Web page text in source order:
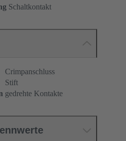
Schaltkontakt
Crimpanschluss
Stift
gedrehte Kontakte